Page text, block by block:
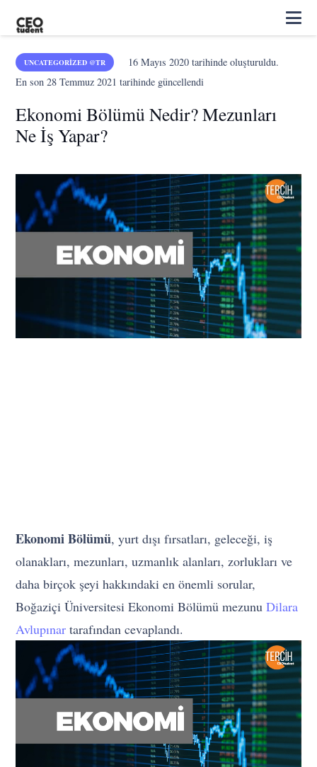
UNCATEGORIZED @TR 16 Mayıs 2020tarihinde oluşturuldu.
En son28 Temmuz 2021 tarihinde güncellendi
Ekonomi Bölümü Nedir? Mezunları
Ne İş Yapar?
Ekonomi Bölümü, yurt dışı fırsatları, geleceği, iş
olanakları, mezunları, uzmanlık alanları, zorlukları ve
daha birçok şeyi hakkındaki en önemli sorular,
Boğaziçi Üniversitesi Ekonomi Bölümü mezunuDilara
Avlupınar tarafından cevaplandı.